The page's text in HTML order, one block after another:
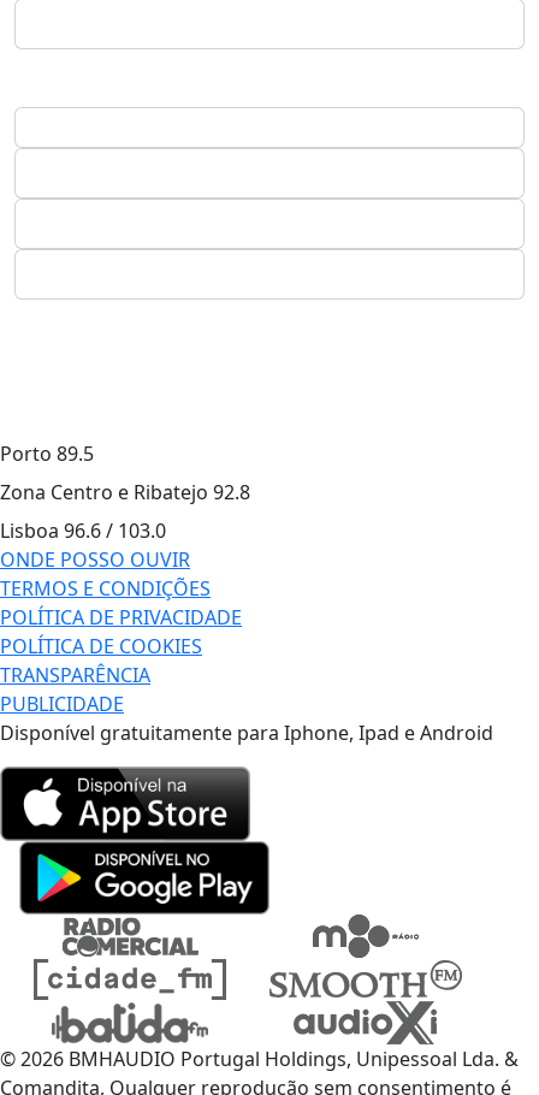
Porto 89.5
Zona Centro e Ribatejo 92.8
Lisboa 96.6 / 103.0
ONDE POSSO OUVIR
TERMOS E CONDIÇÕES
POLÍTICA DE PRIVACIDADE
POLÍTICA DE COOKIES
TRANSPARÊNCIA
PUBLICIDADE
Disponível gratuitamente para Iphone, Ipad e Android
© 2026 BMHAUDIO Portugal Holdings, Unipessoal Lda. &
Comandita, Qualquer reprodução sem consentimento é